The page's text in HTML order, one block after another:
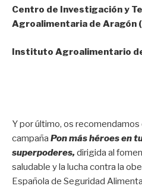
Centro de Investigación y
Agroalimentaria de Aragón
Instituto Agroalimentario
Y por último, os recomendamos
campaña Pon más héroes en
superpoderes,dirigida al
saludable y la lucha contra la
Española de Seguridad